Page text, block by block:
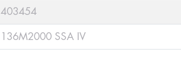
403454
136M2000 SSA IV